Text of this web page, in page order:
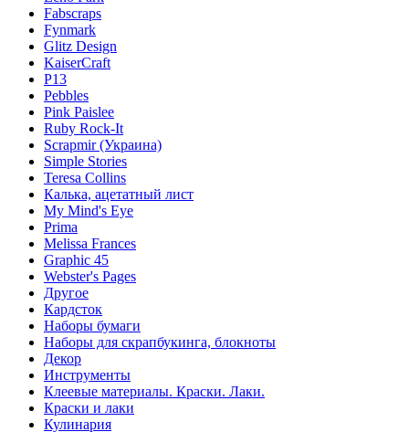
Fabscraps
Fynmark
Glitz Design
KaiserCraft
P13
Pebbles
Pink Paislee
Ruby Rock-It
Scrapmir (Украина)
Simple Stories
Teresa Collins
Калька, ацетатный лист
My Mind's Eye
Prima
Melissa Frances
Graphic 45
Webster's Pages
Другое
Кардсток
Наборы бумаги
Наборы для скрапбукинга, блокноты
Декор
Инструменты
Клеевые материалы. Краски. Лаки.
Краски и лаки
Кулинария